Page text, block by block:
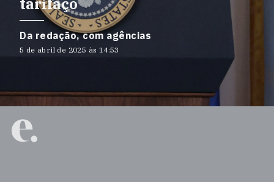
Da redação, com agências
5 de abril de 2025 às 14:53